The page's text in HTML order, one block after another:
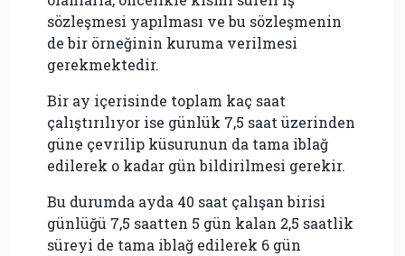
sözleşmesi yapılması ve bu sözleşmenin
de bir örneğinin kuruma verilmesi
gerekmektedir.
Bir ay içerisinde toplam kaç saat
çalıştırılıyor ise günlük 7,5 saat üzerinden
güne çevrilip küsurunun da tama iblağ
edilerek o kadar gün bildirilmesi gerekir.
Bu durumda ayda 40 saat çalışan birisi
günlüğü 7,5 saatten 5 gün kalan 2,5 saatlik
süreyi de tama iblağ edilerek 6 gün